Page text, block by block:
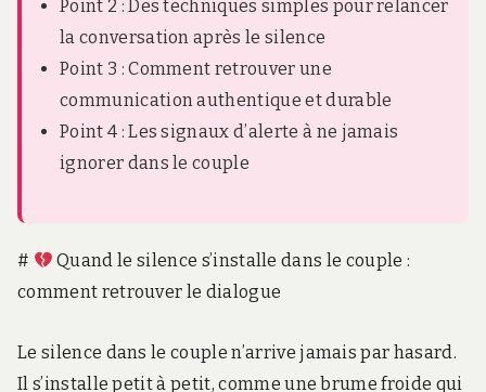
Point 2 : Des techniques simples pour relancer
la conversation après le silence
Point 3 : Comment retrouver une
communication authentique et durable
Point 4 : Les signaux d’alerte à ne jamais
ignorer dans le couple
#
Quand le silence s’installe dans le couple :
comment retrouver le dialogue
Le silence dans le couple n’arrive jamais par hasard.
Il s’installe petit à petit, comme une brume froide qui